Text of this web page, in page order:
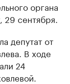
органа
29 сентября.
депутат от
В ходе
24